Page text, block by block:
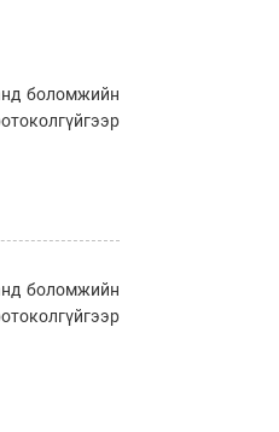
боломжийн
боломжийн